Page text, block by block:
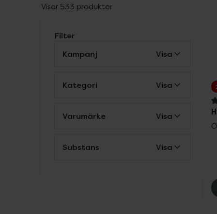
Visar 533 produkter
Filter
Kampanj
Visa
Kategori Visa
Varumärke Visa
Substans Visa